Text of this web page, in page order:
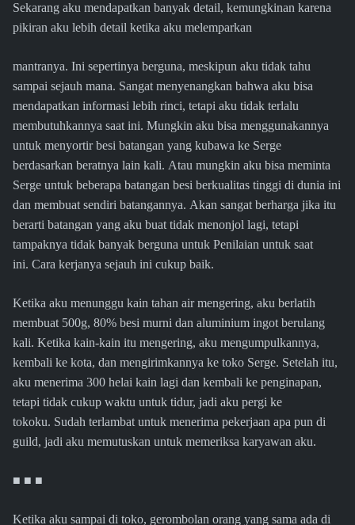
Sekarang aku mendapatkan banyak detail, kemungkinan karena
pikiran aku lebih detail ketika aku melemparkan
mantranya. Ini sepertinya berguna, meskipun aku tidak tahu
sampai sejauh mana. Sangat menyenangkan bahwa aku bisa
mendapatkan informasi lebih rinci, tetapi aku tidak terlalu
membutuhkannya saat ini. Mungkin aku bisa menggunakannya
untuk menyortir besi batangan yang kubawa ke Serge
berdasarkan beratnya lain kali. Atau mungkin aku bisa meminta
Serge untuk beberapa batangan besi berkualitas tinggi di dunia ini
dan membuat sendiri batangannya. Akan sangat berharga jika itu
berarti batangan yang aku buat tidak menonjol lagi, tetapi
tampaknya tidak banyak berguna untuk Penilaian untuk saat
ini. Cara kerjanya sejauh ini cukup baik.
Ketika aku menunggu kain tahan air mengering, aku berlatih
membuat 500g, 80% besi murni dan aluminium ingot berulang
kali. Ketika kain-kain itu mengering, aku mengumpulkannya,
kembali ke kota, dan mengirimkannya ke toko Serge. Setelah itu,
aku menerima 300 helai kain lagi dan kembali ke penginapan,
tetapi tidak cukup waktu untuk tidur, jadi aku pergi ke
tokoku. Sudah terlambat untuk menerima pekerjaan apa pun di
guild, jadi aku memutuskan untuk memeriksa karyawan aku.
■ ■ ■
Ketika aku sampai di toko, gerombolan orang yang sama ada di